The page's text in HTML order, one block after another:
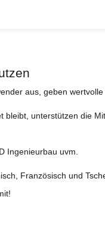
aus, geben
unterstützen die
Ingenieurbau uvm.
Französisch und